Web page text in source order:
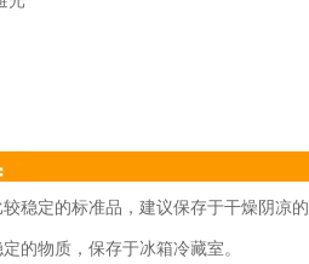
稳定的标准品，建议保存于干燥阴凉
的物质，保存于冰箱冷藏室。